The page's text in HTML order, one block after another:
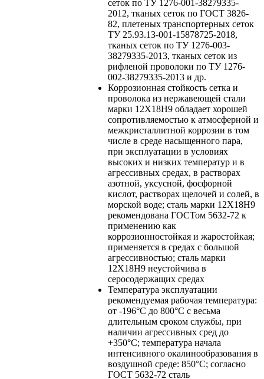
сеток по ТУ 1276-001-38279335-
2012, тканых сеток по ГОСТ 3826-
82, плетеных транспортерных сеток
ТУ 25.93.13-001-15878725-2018,
тканых сеток по ТУ 1276-003-
38279335-2013, тканых сеток из
рифленой проволоки по ТУ 1276-
002-38279335-2013 и др.
Коррозионная стойкость сетка и
проволока из нержавеющей стали
марки 12Х18Н9 обладает хорошей
сопротивляемостью к атмосферной и
межкристаллитной коррозии в том
числе в среде насыщенного пара,
при эксплуатации в условиях
высоких и низких температур и в
агрессивных средах, в растворах
азотной, уксусной, фосфорной
кислот, растворах щелочей и солей, в
морской воде; сталь марки 12Х18Н9
рекомендована ГОСТом 5632-72 к
применению как
коррозионностойкая и жаростойкая;
применяется в средах с большой
агрессивностью; сталь марки
12Х18Н9 неустойчива в
серосодержащих средах
Температура эксплуатации
рекомендуемая рабочая температура:
от -196°C до 800°С с весьма
длительным сроком службы, при
наличии агрессивных сред до
+350°С; температура начала
интенсивного окалинообразования в
воздушной среде: 850°С; согласно
ГОСТ 5632-72 сталь